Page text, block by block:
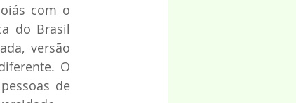
com o
do Brasil
versão
O
de